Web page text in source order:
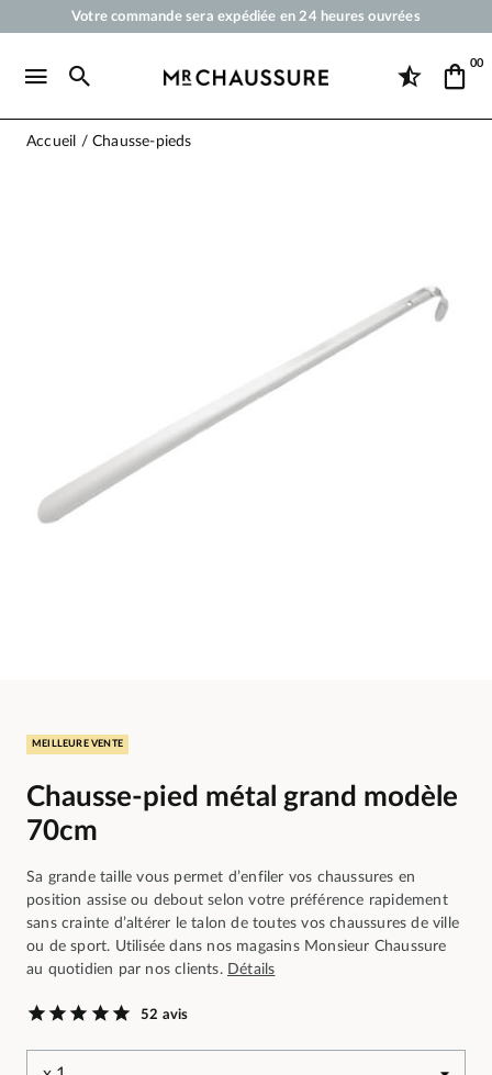
Votre commande sera expédiée en 24 heures ouvrées
Livraison offerte dès 50 €
00
Accueil Chausse-pieds
MEILLEURE VENTE
Chausse-pied métal grand modèle
70cm
Sa grande taille vous permet d’enfiler vos chaussures en
position assise ou debout selon votre préférence rapidement
sans crainte d’altérer le talon de toutes vos chaussures de ville
ou de sport. Utilisée dans nos magasins Monsieur Chaussure
au quotidien par nos clients. Détails
52 avis